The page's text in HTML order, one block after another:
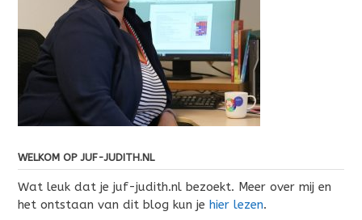
WELKOM OP JUF-JUDITH.NL
Wat leuk dat je juf-judith.nl bezoekt. Meer over mij en
het ontstaan van dit blog kun je hier lezen.